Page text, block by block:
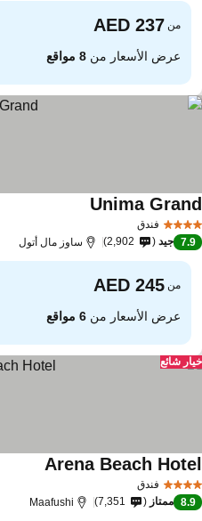
من
عرض الأسعار من8 مواقع
فندق
Unima
7.9 جيد 2,902 ساوز مال أتول
من
عرض الأسعار من6 مواقع
شائع
فندق
Arena Beach
8.9 ممتاز 7,351
Maafushi